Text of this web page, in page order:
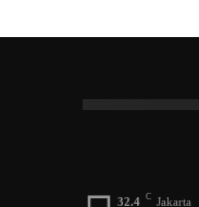
32.4 C Jakarta